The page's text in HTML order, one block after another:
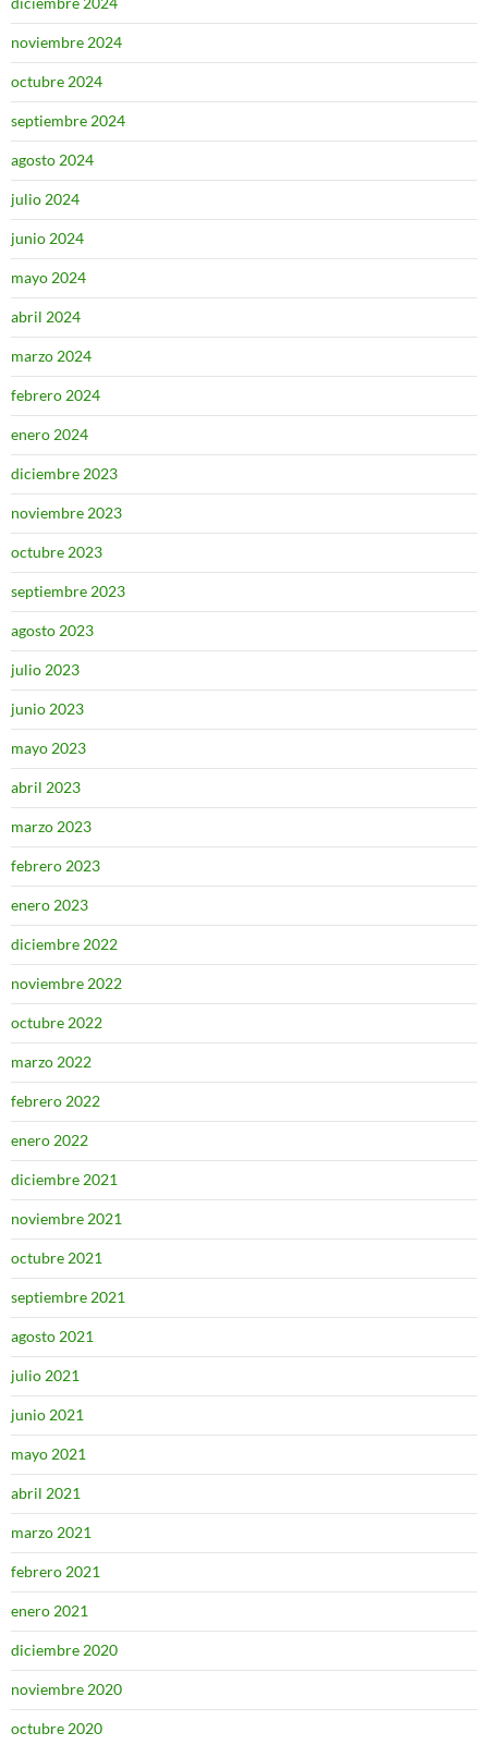
noviembre 2024
octubre 2024
septiembre 2024
agosto 2024
julio 2024
junio 2024
mayo 2024
abril 2024
marzo 2024
febrero 2024
enero 2024
diciembre 2023
noviembre 2023
octubre 2023
septiembre 2023
agosto 2023
julio 2023
junio 2023
mayo 2023
abril 2023
marzo 2023
febrero 2023
enero 2023
diciembre 2022
noviembre 2022
octubre 2022
marzo 2022
febrero 2022
enero 2022
diciembre 2021
noviembre 2021
octubre 2021
septiembre 2021
agosto 2021
julio 2021
junio 2021
mayo 2021
abril 2021
marzo 2021
febrero 2021
enero 2021
diciembre 2020
noviembre 2020
octubre 2020